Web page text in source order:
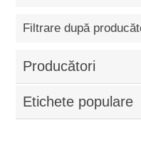
Filtrare după
Producători
Etichete populare